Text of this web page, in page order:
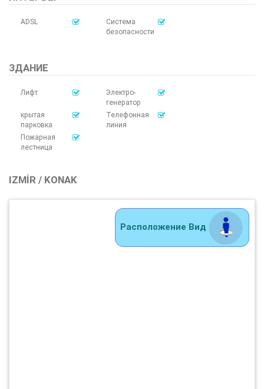
ADSL
Система
безопасности
ЗДАНИЕ
Лифт
Электро-
генератор
крытая
парковка
Телефонная
линия
Пожарная
лестница
IZMIR / KONAK
Расположение Вид